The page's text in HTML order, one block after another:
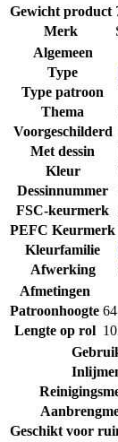
Gewicht product
Merk
Algemeen
Type
Type patroon
Thema
Voorgeschilderd
Met dessin
Kleur
Dessinnummer
FSC-keurmerk
PEFC Keurmerk
Kleurfamilie
Afwerking
Afmetingen
Patroonhoogte
Lengte op rol
Geschikt voor